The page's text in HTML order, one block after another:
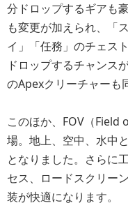
分ドロップするギアも
も変更が加えられ、「
イ」「任務」のチェス
ドロップするチャンス
のApexクリーチャーも
このほか、FOV（Field
場。地上、空中、水中
となりました。さらに
セス、ロードスクリー
装が快適になります。